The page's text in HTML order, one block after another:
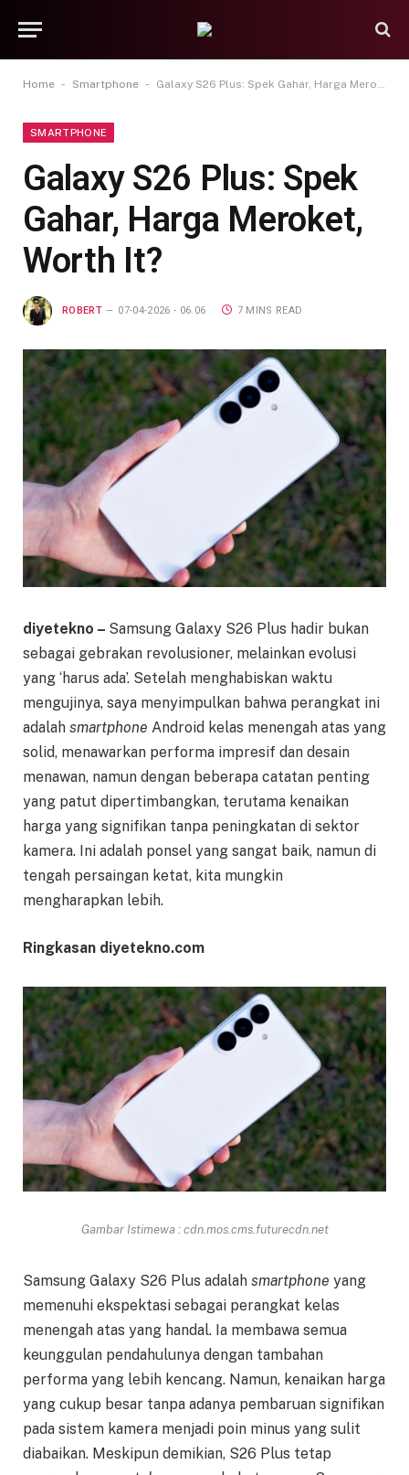
Home - Smartphone - Galaxy S26 Plus: Spek Gahar, Harga Meroket, Worth It?
SMARTPHONE
Galaxy S26 Plus: Spek
Gahar, Harga Meroket,
Worth It?
ROBERT 07-04-2026 - 06.06 7 MINS READ
diyetekno – Samsung Galaxy S26 Plus hadir bukan
sebagai gebrakan revolusioner, melainkan evolusi
yang ‘harus ada’. Setelah menghabiskan waktu
mengujinya, saya menyimpulkan bahwa perangkat ini
adalah smartphone Android kelas menengah atas yang
solid, menawarkan performa impresif dan desain
menawan, namun dengan beberapa catatan penting
yang patut dipertimbangkan, terutama kenaikan
harga yang signifikan tanpa peningkatan di sektor
kamera. Ini adalah ponsel yang sangat baik, namun di
tengah persaingan ketat, kita mungkin
mengharapkan lebih.
Ringkasan diyetekno.com
Gambar Istimewa : cdn.mos.cms.futurecdn.net
Samsung Galaxy S26 Plus adalah smartphone yang
memenuhi ekspektasi sebagai perangkat kelas
menengah atas yang handal. Ia membawa semua
keunggulan pendahulunya dengan tambahan
performa yang lebih kencang. Namun, kenaikan harga
yang cukup besar tanpa adanya pembaruan signifikan
pada sistem kamera menjadi poin minus yang sulit
diabaikan. Meskipun demikian, S26 Plus tetap